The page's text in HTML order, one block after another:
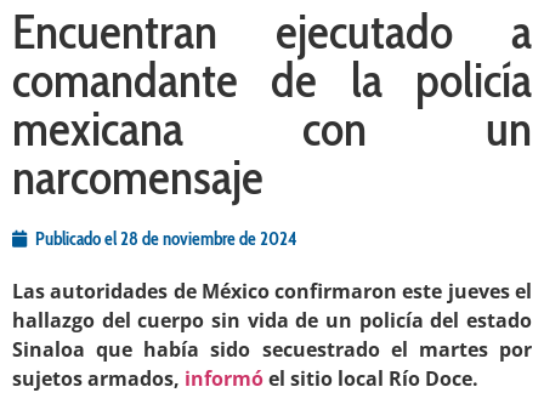
Encuentran ejecutado a
comandante de la policía
mexicana con un
narcomensaje
Publicado el28 de noviembre de 2024
Las autoridades de México confirmaron este jueves el
hallazgo del cuerpo sin vida de un policía del estado
Sinaloa que había sido secuestrado el martes por
sujetos armados, informóel sitio local Río Doce.